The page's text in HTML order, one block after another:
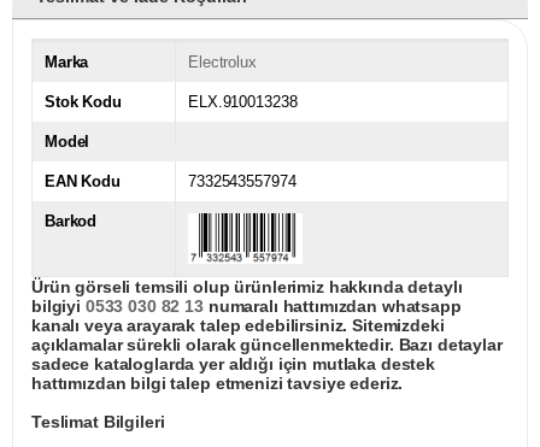
Marka Electrolux
Stok Kodu ELX.910013238
Model
EAN Kodu 7332543557974
Barkod
Ürün görseli temsili olup ürünlerimiz hakkında detaylı
bilgiyi 0533 030 82 13numaralı hattımızdan whatsapp
kanalı veya arayarak talep edebilirsiniz. Sitemizdeki
açıklamalar sürekli olarak güncellenmektedir. Bazı detaylar
sadece kataloglarda yer aldığı için mutlaka destek
hattımızdan bilgi talep etmenizi tavsiye ederiz.
Teslimat Bilgileri